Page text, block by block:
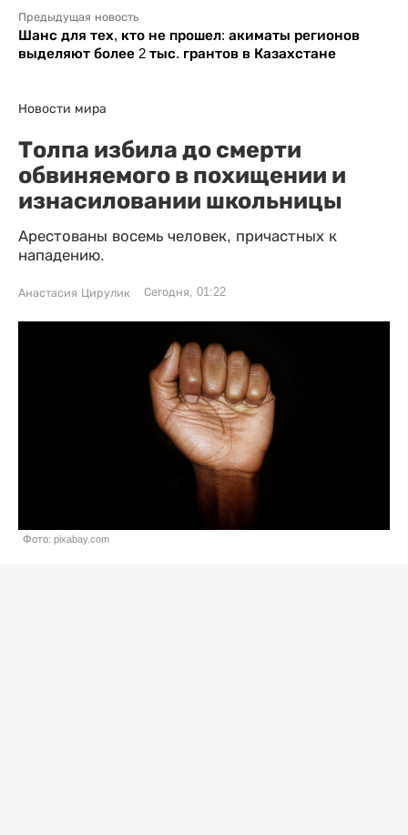
Предыдущая новость
Шанс для тех, кто не прошел: акиматы регионов
выделяют более 2 тыс. грантов в Казахстане
Новости мира
Толпа избила до смерти
обвиняемого в похищении и
изнасиловании школьницы
Арестованы восемь человек, причастных к
нападению.
Анастасия Цирулик Сегодня, 01:22
Фото: pixabay.com